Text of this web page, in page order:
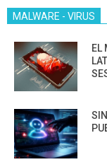
MALWARE - VIRUS
EL